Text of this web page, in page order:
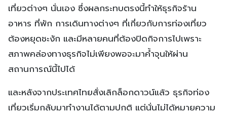
เที่ยวต่างๆ นั่นเอง ซึ่งผลกระทบตรงนี้ทำให้ธุรกิจร้าน
อาหาร ที่พัก การเดินทางต่างๆ ที่เกี่ยวกับการท่องเที่ยว
ต้องหยุดชะงัก และมีหลายคนที่ต้องปิดกิจการไปเพราะ
สภาพคล่องทางธุรกิจไม่เพียงพอจะมาค้ำจุนให้ผ่าน
สถานการณ์นี้ไปได้
และหลังจากประเทศไทยสั่งเลิกล็อกดาวน์แล้ว ธุรกิจท่อง
เที่ยวเริ่มกลับมาทำงานได้ตามปกติ แต่นั่นไม่ได้หมายความ